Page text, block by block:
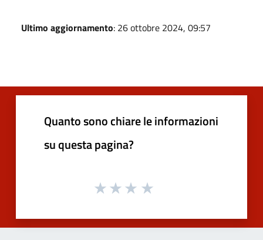
Ultimo aggiornamento: 26 ottobre 2024, 09:57
Quanto sono chiare le informazioni
su questa pagina?